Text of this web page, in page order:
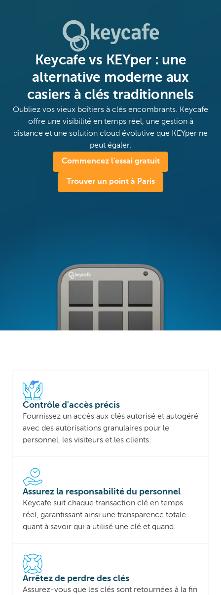
Keycafe vs KEYper : une
alternative moderne aux
casiers à clés traditionnels
Oubliez vos vieux boîtiers à clés encombrants. Keycafe
offre une visibilité en temps réel, une gestion à
distance et une solution cloud évolutive que KEYper ne
peut égaler.
Commencez l'essai gratuit
Trouver un point à Paris
Contrôle d'accès précis
Fournissez un accès aux clés autorisé et autogéré
avec des autorisations granulaires pour le
personnel, les visiteurs et les clients.
Assurez la responsabilité du personnel
Keycafe suit chaque transaction clé en temps
réel, garantissant ainsi une transparence totale
quant à savoir qui a utilisé une clé et quand.
Arrêtez de perdre des clés
Assurez-vous que les clés sont retournées à la fin